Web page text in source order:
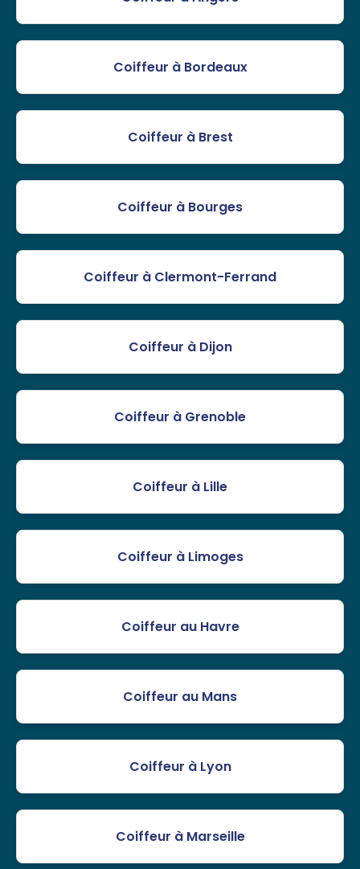
Coiffeur à Bordeaux
Coiffeur à Brest
Coiffeur à Bourges
Coiffeur à Clermont-Ferrand
Coiffeur à Dijon
Coiffeur à Grenoble
Coiffeur à Lille
Coiffeur à Limoges
Coiffeur au Havre
Coiffeur au Mans
Coiffeur à Lyon
Coiffeur à Marseille